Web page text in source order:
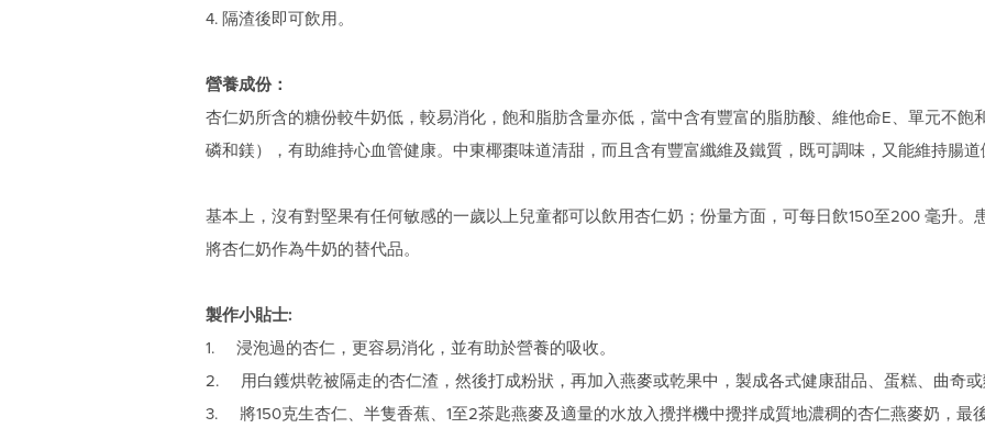
4. 隔渣後即可飲用。
營養成份：
杏仁奶所含的糖份較牛奶低，較易消化，飽和脂肪含量亦低，當中含有豐富的脂肪酸、維他命E、單元不飽
磷和鎂），有助維持心血管健康。中東椰棗味道清甜，而且含有豐富纖維及鐵質，既可調味，又能維持腸道
基本上，沒有對堅果有任何敏感的一歲以上兒童都可以飲用杏仁奶；份量方面，可每日飲150至200 毫升
將杏仁奶作為牛奶的替代品。
製作小貼士:
1. 浸泡過的杏仁，更容易消化，並有助於營養的吸收。
2. 用白鑊烘乾被隔走的杏仁渣，然後打成粉狀，再加入燕麥或乾果中，製成各式健康甜品、蛋糕、曲奇或
3. 將150克生杏仁、半隻香蕉、1至2茶匙燕麥及適量的水放入攪拌機中攪拌成質地濃稠的杏仁燕麥奶，最